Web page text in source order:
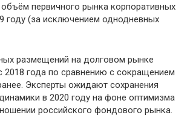
первичного рынка корпоративных
году (за исключением однодневных
размещений на долговом рынке
2018 года по сравнению с сокращением
Эксперты ожидают сохранения
в 2020 году на фоне оптимизма
российского фондового рынка.